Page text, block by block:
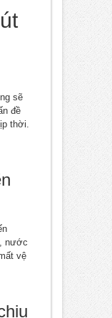
sẽ
đề
thời.
nước
vệ